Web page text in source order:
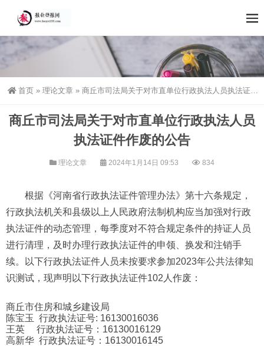
首页 » 理论文章 » 商丘市司法局关于对市直单位行政执法人员执法证件作废的公告
商丘市司法局关于对市直单位行政执法人员
执法证件作废的公告
理论文章 2024年1月14日 09:53 834
根据《河南省行政执法证件管理办法》第十六条规定，
行政执法机关和县级以上人民政府法制机构应当加强对行政
执法证件的动态管理，每季度对不符合规定条件的持证人员
进行清理，及时办理行政执法证件的申领、换发和注销手
续。以下行政执法证件人员未按要求参加2023年公共法律知
识测试，现声明以下行政执法证件102人作废：
商丘市住房和城乡建设局
陈宝玉 行政执法证号: 16130016036
王英 行政执法证号：16130016129
高新华 行政执法证号：16130016145